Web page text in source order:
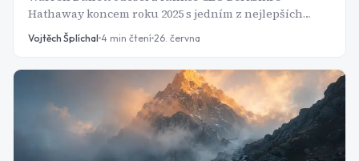
Hathaway koncem roku 2025 s jedním z nejlepších
investičních záznamů v historii - anualizovaných 19,7
% za šedesát let. Jenže jeho strategie není žádné
investorů odmítá dodržovat, protože jsou příliš nudné.
Vojtěch Šplíchal 4 min čtení 26. června